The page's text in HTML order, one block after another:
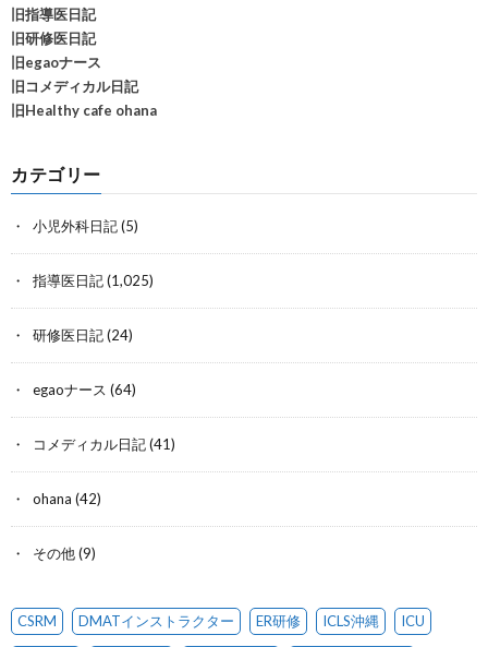
旧指導医日記
旧研修医日記
旧egaoナース
旧コメディカル日記
旧Healthy cafe ohana
カテゴリー
小児外科日記(5)
指導医日記(1,025)
研修医日記(24)
egaoナース (64)
コメディカル日記(41)
ohana (42)
その他(9)
CSRM DMATインストラクター ER研修 ICLS沖縄 ICU